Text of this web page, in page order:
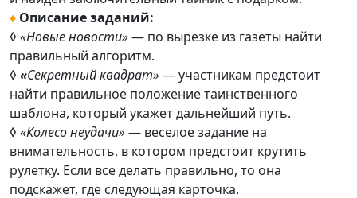
♦ Описание заданий:
◊ «Новые новости» — по вырезке из газеты найти
правильный алгоритм.
◊ «Секретный квадрат» — участникам предстоит
найти правильное положение таинственного
шаблона, который укажет дальнейший путь.
◊ «Колесо неудачи» — веселое задание на
внимательность, в котором предстоит крутить
рулетку. Если все делать правильно, то она
подскажет, где следующая карточка.